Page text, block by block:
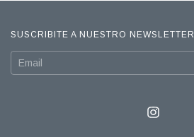
SUSCRIBITE A NUESTRO NEWSLETTER